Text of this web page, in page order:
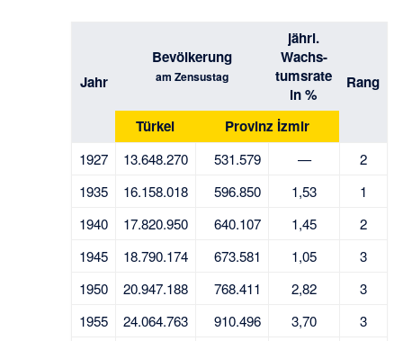
Jahr
Bevölkerung
am Zensustag
jährl.
Wachs-
tumsrate
in %
Rang
Türkei Provinz İzmir
1927 13.648.270 531.579 —
2
1935
16.158.018 596.850 1,53
1
1940
17.820.950 640.107 1,45
2
1945
18.790.174 673.581 1,05
3
1950
20.947.188 768.411 2,82
3
1955
24.064.763 910.496 3,70 3